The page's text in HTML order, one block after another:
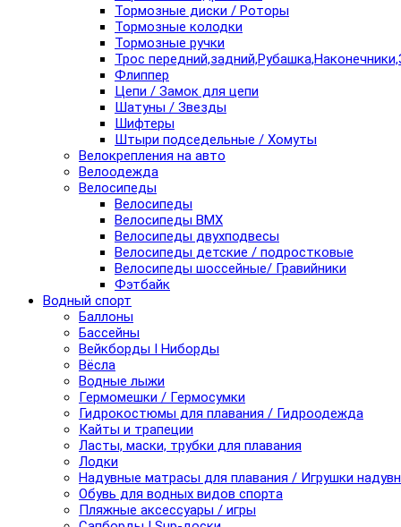
Тормозные диски / Роторы
Тормозные колодки
Тормозные ручки
Трос
Флиппер
Цепи / Замок для цепи
Шатуны / Звезды
Шифтеры
Штыри подседельные / Хомуты
Велокрепления на авто
Велоодежда
Велосипеды
Велосипеды
Велосипеды BMX
Велосипеды двухподвесы
Велосипеды детские / подростковые
Велосипеды шоссейные/ Гравийники
Фэтбайк
Водный спорт
Баллоны
Бассейны
Вейкборды I Ниборды
Вёсла
Водные лыжи
Гермомешки / Гермосумки
Гидрокостюмы для плавания / Гидроодежда
Кайты и трапеции
Ласты, маски, трубки для плавания
Лодки
Надувные матрасы для плавания / Игрушки
Обувь для водных видов спорта
Пляжные аксессуары / игры